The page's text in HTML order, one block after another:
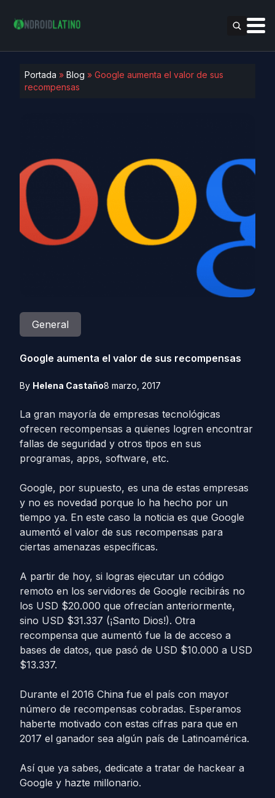
Portada » Blog » Google aumenta el valor de sus
recompensas
General
Google aumenta el valor de sus recompensas
By Helena Castaño8 marzo, 2017
La gran mayoría de empresas tecnológicas
ofrecen recompensas a quienes logren encontrar
fallas de seguridad y otros tipos en sus
programas, apps, software, etc.
Google, por supuesto, es una de estas empresas
y no es novedad porque lo ha hecho por un
tiempo ya. En este caso la noticia es que Google
aumentó el valor de sus recompensas para
ciertas amenazas específicas.
A partir de hoy, si logras ejecutar un código
remoto en los servidores de Google recibirás no
los USD $20.000 que ofrecían anteriormente,
sino USD $31.337 (¡Santo Dios!). Otra
recompensa que aumentó fue la de acceso a
bases de datos, que pasó de USD $10.000 a USD
$13.337.
Durante el 2016 China fue el país con mayor
número de recompensas cobradas. Esperamos
haberte motivado con estas cifras para que en
2017 el ganador sea algún país de Latinoamérica.
Así que ya sabes, dedicate a tratar de hackear a
Google y hazte millonario.